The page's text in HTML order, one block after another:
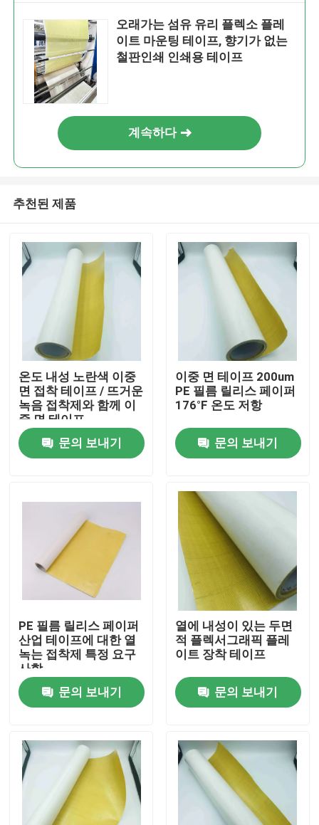
홈
제품 소개
동영상
회사 소개
공장 투어
품질 관리
연락처
속건성 접착제 접착 테이프
카펫 접착 테이프
오래가는 섬유 유리 플렉소 플레
이트 마운팅 테이프, 향기가 없는
철판인쇄 인쇄용 테이프
계속하다
추천된 제품
온도 내성 노란색 이중
면 접착 테이프 / 뜨거운
녹음 접착제와 함께 이
중 면 테이프
문의 보내기
이중 면 테이프 200um
PE 필름 릴리스 페이퍼
176°F 온도 저항
문의 보내기
PE 필름 릴리스 페이퍼
산업 테이프에 대한 열
녹는 접착제 특정 요구
사항
문의 보내기
열에 내성이 있는 두면
적 플렉서그래픽 플레
이트 장착 테이프
문의 보내기